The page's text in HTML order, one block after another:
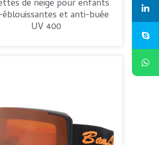
de neige pour enfants
et anti-buée
UV 400